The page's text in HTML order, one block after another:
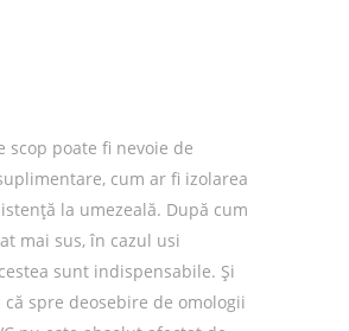
scop poate fi nevoie de
cum ar fi izolarea
la umezeală. După cum
mai sus, în cazul usi
sunt indispensabile. Și
spre deosebire de omologii